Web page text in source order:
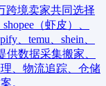
跨境卖家共同选择
（虾皮）、
、temu、shein、
数据采集搬家、
、物流追踪、仓储
。